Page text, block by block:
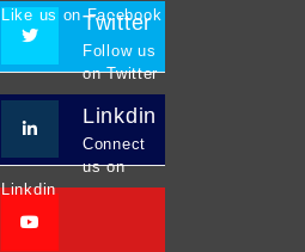
Like us on Facebook
Twitter
Follow us
on Twitter
Linkdin
Connect
us on
Linkdin